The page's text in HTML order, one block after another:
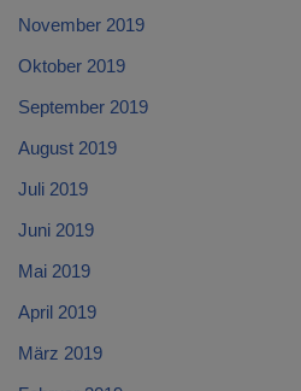
November 2019
Oktober 2019
September 2019
August 2019
Juli 2019
Juni 2019
Mai 2019
April 2019
März 2019